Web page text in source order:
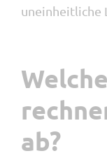
uneinheitliche
ab?